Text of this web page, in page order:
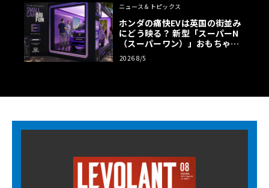
ニュース＆トピックス
ホンダの痛快EVは英国の街並み
にどう映る？ 新型「スーパーN
（スーパーワン）」おもちゃ箱
ツアーの全貌
2026 8/5